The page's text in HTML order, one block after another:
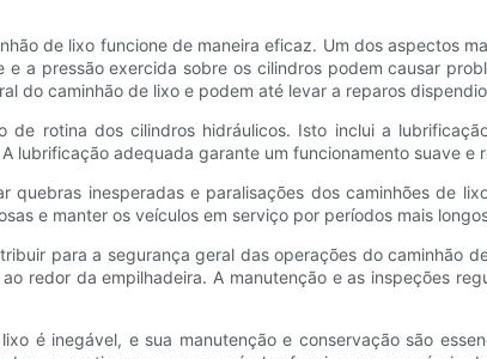
de lixo funcione de maneira eficaz. Um dos aspectos
a pressão exercida sobre os cilindros podem causar
do caminhão de lixo e podem até levar a reparos
de rotina dos cilindros hidráulicos. Isto inclui a
adequada garante um funcionamento suave e
inesperadas e paralisações dos caminhões de
e manter os veículos em serviço por períodos mais
para a segurança geral das operações do caminhão
redor da empilhadeira. A manutenção e as inspeções
é inegável, e sua manutenção e conservação são